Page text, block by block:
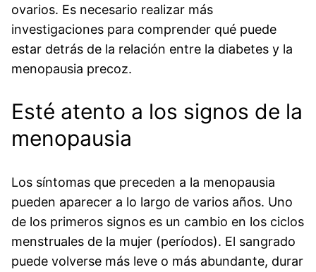
ovarios. Es necesario realizar más
investigaciones para comprender qué puede
estar detrás de la relación entre la diabetes y la
menopausia precoz.
Esté atento a los signos de la
menopausia
Los síntomas que preceden a la menopausia
pueden aparecer a lo largo de varios años. Uno
de los primeros signos es un cambio en los ciclos
menstruales de la mujer (períodos). El sangrado
puede volverse más leve o más abundante, durar